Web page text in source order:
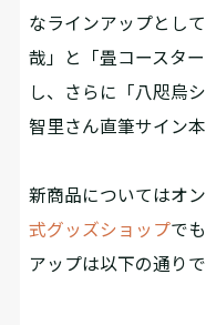
なラインアップとし
哉」と「畳コースタ
し、さらに「八咫烏
智里さん直筆サイン
新商品についてはオ
式グッズショップで
アップは以下の通りで